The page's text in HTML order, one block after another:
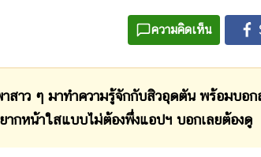
ความคิดเห็น
ๆ มาทำความรู้จักกับสิวอุดตัน พร้อมบอกส
ากหน้าใสแบบไม่ต้องพึ่งแอปฯ บอกเลยต้องดู